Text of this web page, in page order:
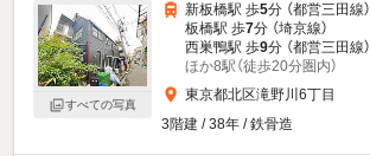
すべての写真
新板橋駅 歩5分 （都営三田線）
板橋駅 歩7分 （埼京線）
西巣鴨駅 歩9分 （都営三田線）
ほか8駅（徒歩20分圏内）
東京都北区滝野川6丁目
3階建 / 38年 / 鉄骨造